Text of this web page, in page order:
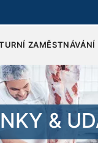
ZAMĚSTNÁVÁNÍ
&